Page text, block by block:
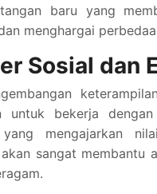
baru yang
menghargai
Sosial dan
untuk bekerja
yang mengajarkan
sangat membantu